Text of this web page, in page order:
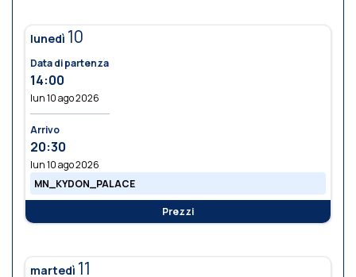
lunedì 10
Data di partenza
14:00
lun 10 ago 2026
Arrivo
20:30
lun 10 ago 2026
MN_KYDON_PALACE
Prezzi
martedì 11